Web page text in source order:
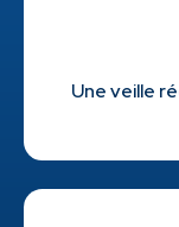
Une veille